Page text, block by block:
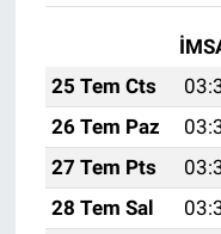
25 Tem Cts
26 Tem Paz
27 Tem Pts
28 Tem Sal